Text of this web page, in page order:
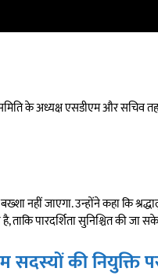
के अध्यक्ष एसडीएम और सचिव
नहीं जाएगा. उन्होंने कहा कि
ताकि पारदर्शिता सुनिश्चित की जा
की नियुक्ति पर